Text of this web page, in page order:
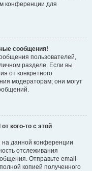
конференции для
сообщения!
пользователей,
разделе. Если вы
от конкретного
модераторам; они могут
кого-то с этой
данной конференции
отслеживания
Отправьте email-
копией полученного